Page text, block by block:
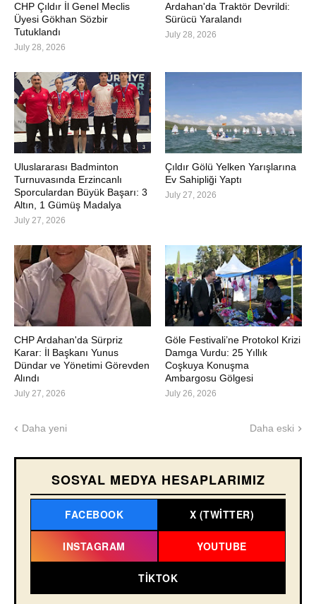
CHP Çıldır İl Genel Meclis
Üyesi Gökhan Sözbir
Tutuklandı
July 28, 2026
Ardahan'da Traktör Devrildi:
Sürücü Yaralandı
July 28, 2026
Uluslararası Badminton
Turnuvasında Erzincanlı
Sporculardan Büyük Başarı: 3
Altın, 1 Gümüş Madalya
July 27, 2026
Çıldır Gölü Yelken Yarışlarına
Ev Sahipliği Yaptı
July 27, 2026
CHP Ardahan'da Sürpriz
Karar: İl Başkanı Yunus
Dündar ve Yönetimi Görevden
Alındı
July 27, 2026
Göle Festivali’ne Protokol Krizi
Damga Vurdu: 25 Yıllık
Coşkuya Konuşma
Ambargosu Gölgesi
July 26, 2026
Daha yeni Daha eski
SOSYAL MEDYA HESAPLARIMIZ
FACEBOOK X (TWITTER)
INSTAGRAM YOUTUBE
TIKTOK